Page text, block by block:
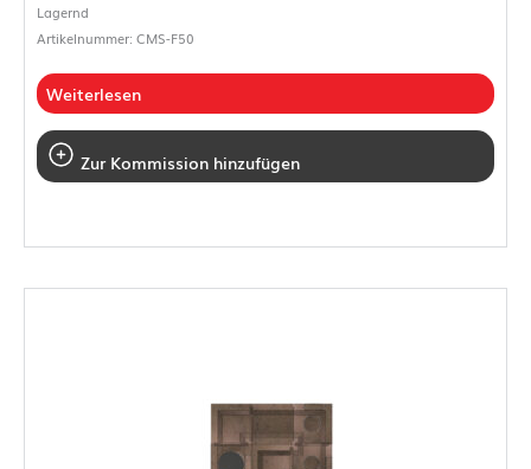
Lagernd
Artikelnummer: CMS-F50
Weiterlesen
Zur Kommission hinzufügen